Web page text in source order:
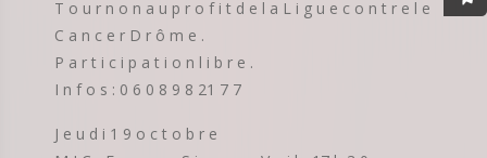
T o u r n o n a u p r o f i t d e l a L i g u e c o n t r e l e
C a n c e r D r ô m e .
P a r t i c i p a t i o n l i b r e .
I n f o s : 0 6 0 8 9 8 21 7 7
J e u d i 1 9 o c t o b r e